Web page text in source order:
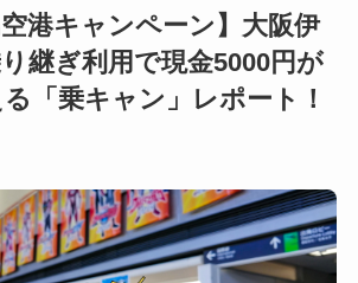
空港キャンペーン】大阪伊
継ぎ利用で現金5000円が
「乗キャン」レポート！